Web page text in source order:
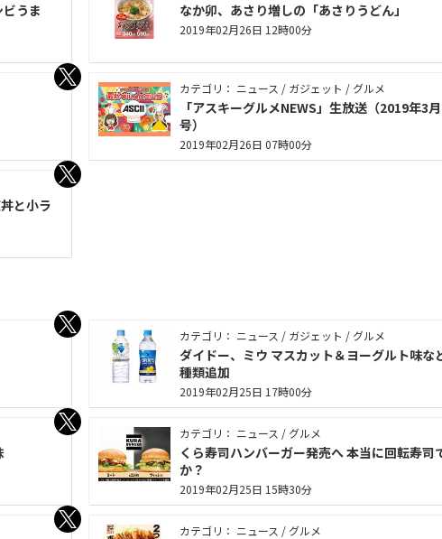
うま
なか卯、あさり増しの「あさりうどん」
2019年02月26日 12時00分
カテゴリ： ニュース / ガジェット / グルメ
「アスキーグルメNEWS」生放送（2019年3
号）
2019年02月26日 07時00分
と小ラ
カテゴリ： ニュース / ガジェット / グルメ
ダイドー、ミウ マスカット＆ヨーグルト味な
種類追加
2019年02月25日 17時00分
カテゴリ： ニュース / グルメ
くら寿司ハンバーガー発売へ 本当に回転寿司
か？
2019年02月25日 15時30分
カテゴリ： ニュース / グルメ